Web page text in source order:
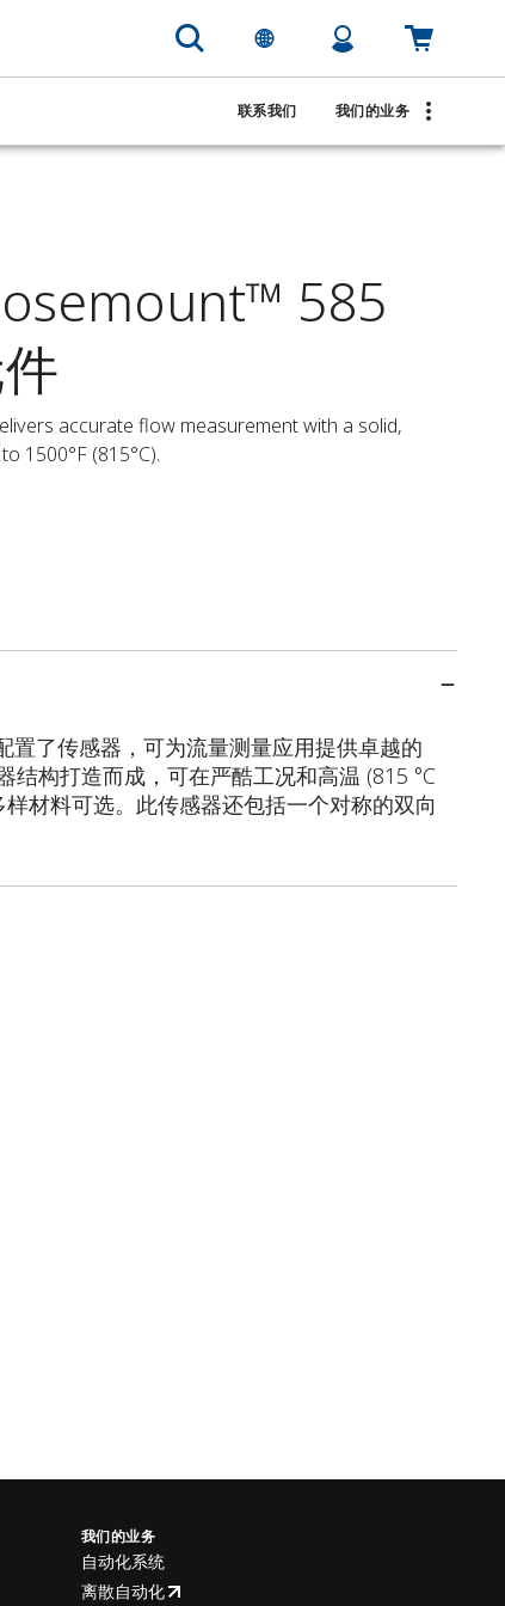
联系我们 我们的业务
585
accurate flow measurement with a solid,
1500°F (815°C).
了传感器，可为流量测量应用提供卓越的
构打造而成，可在严酷工况和高温 (815 °C
材料可选。此传感器还包括一个对称的双向
我们的业务
自动化系统
离散自动化